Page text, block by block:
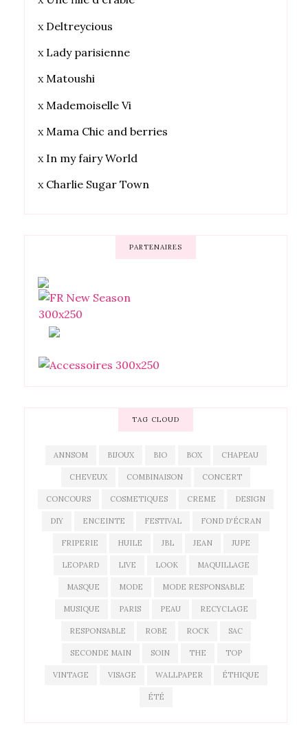
x Deltreycious
x Lady parisienne
xMatoushi
x Mademoiselle Vi
xMama Chic and berries
x In my fairy World
x Charlie Sugar Town
PARTENAIRES
TAG CLOUD
ANNSOM BIJOUX BIO BOX CHAPEAU
CHEVEUX COMBINAISON CONCERT
CONCOURS COSMETIQUES CREME DESIGN
DIY ENCEINTE FESTIVAL FOND D'ÉCRAN
FRIPERIE HUILE JBL JEAN JUPE
LEOPARD LIVE LOOK MAQUILLAGE
MASQUE MODE MODE RESPONSABLE
MUSIQUE PARIS PEAU RECYCLAGE
RESPONSABLE ROBE ROCK SAC
SECONDE MAIN SOIN THE TOP
VINTAGE VISAGE WALLPAPER ÉTHIQUE
ÉTÉ